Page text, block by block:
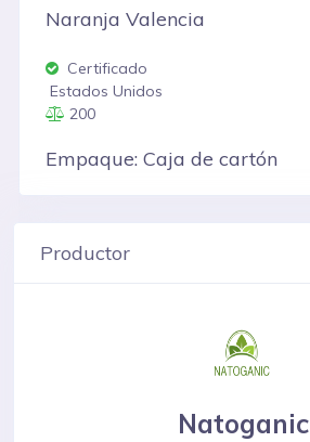
Naranja Valencia
Certificado
Estados Unidos
200
Empaque: Caja de cartón
Productor
Natoganic